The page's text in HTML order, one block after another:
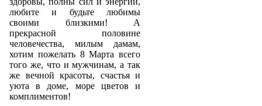
любите и будьте любимы
своими близкими! А
прекрасной половине
человечества, милым дамам,
хотим пожелать 8 Марта всего
того же, что и мужчинам, а так
же вечной красоты, счастья и
уюта в доме, море цветов и
комплиментов!